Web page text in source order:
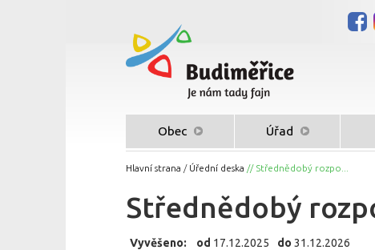
Obec Úřad
Hlavní strana / Úřední deska // Střednědobý rozpo...
Střednědobý
Vyvěšeno: od 17.12.2025 do 31.12.2026